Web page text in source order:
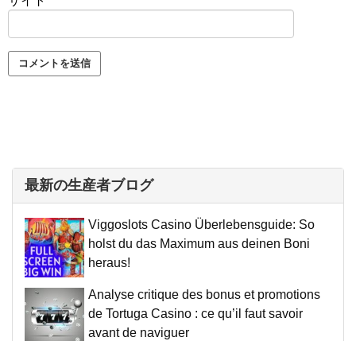
最新の生産者ブログ
Viggoslots Casino Überlebensguide: So
holst du das Maximum aus deinen Boni
heraus!
Analyse critique des bonus et promotions
de Tortuga Casino : ce qu’il faut savoir
avant de naviguer